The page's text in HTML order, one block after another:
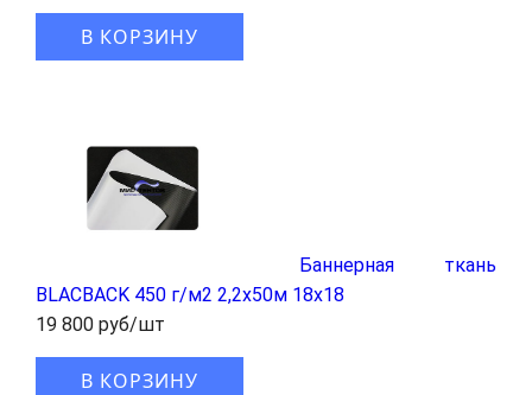
В КОРЗИНУ
Баннерная ткань
BLАCBACK 450 г/м2 2,2x50м 18x18
19 800 руб/шт
В КОРЗИНУ